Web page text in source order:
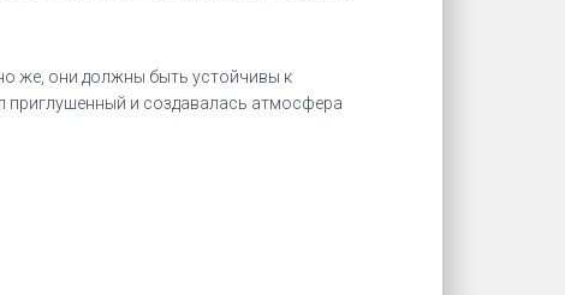
же, они должны быть устойчивы к
приглушенный и создавалась атмосфера